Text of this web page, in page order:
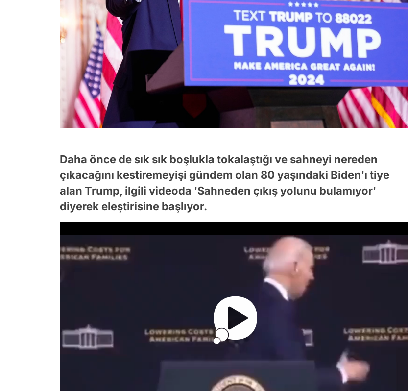
Daha önce de sık sık boşlukla tokalaştığı ve sahneyi nereden
çıkacağını kestiremeyişi gündem olan 80 yaşındaki Biden'ı tiye
alan Trump, ilgili videoda 'Sahneden çıkış yolunu bulamıyor'
diyerek eleştirisine başlıyor.